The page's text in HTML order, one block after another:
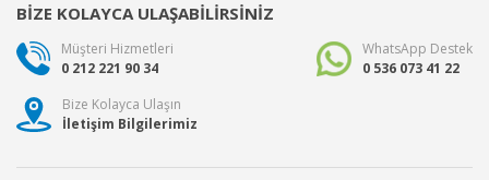
BİZE KOLAYCA ULAŞABİLİRSİNİZ
Müşteri Hizmetleri
0 212 221 90 34
WhatsApp Destek
0 536 073 41 22
Bize Kolayca Ulaşın
İletişim Bilgilerimiz